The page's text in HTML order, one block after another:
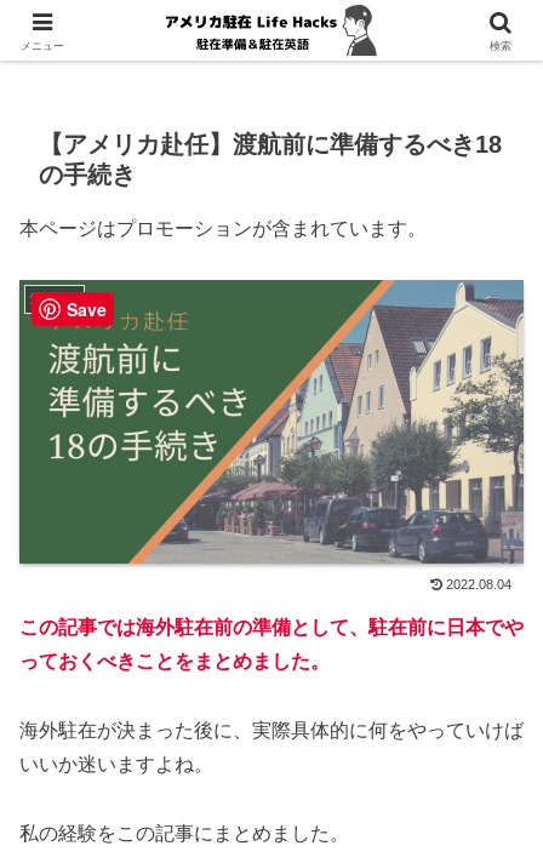
海外駐在
【アメリカ赴任】渡航前に準備するべき18
の手続き
本ページはプロモーションが含まれています。
海外駐在
2022.08.04
この記事では海外駐在前の準備として、駐在前に日本でや
っておくべきことをまとめました。
海外駐在が決まった後に、実際具体的に何をやっていけば
いいか迷いますよね。
私の経験をこの記事にまとめました。
メニュー 検索
Save